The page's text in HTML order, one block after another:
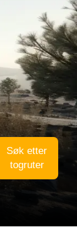
Søk etter
togruter